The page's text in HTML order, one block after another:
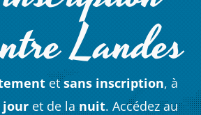
Landes
etsans inscription, à
jouret de lanuit. Accédez au